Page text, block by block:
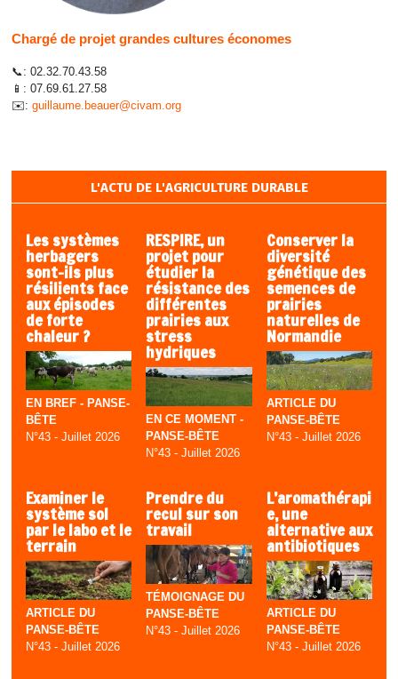
Chargé de projet grandes cultureséconomes
📞: 02.32.70.43.58
📱: 07.69.61.27.58
✉️: guillaume.beauer@civam.org
L'ACTU DE L'AGRICULTURE DURABLE
Les systèmes
herbagers
sont-ils plus
résilients face
aux épisodes
de forte
chaleur ?
EN BREF - PANSE-
BÊTE
N°43 - Juillet 2026
RESPIRE, un
projet pour
étudier la
résistance des
différentes
prairies aux
stress
hydriques
EN CE MOMENT -
PANSE-BÊTE
N°43 - Juillet 2026
Conserver la
diversité
génétique des
semences de
prairies
naturelles de
Normandie
ARTICLE DU
PANSE-BÊTE
N°43 - Juillet 2026
Examiner le
système sol
par le labo et le
terrain
ARTICLE DU
PANSE-BÊTE
N°43 - Juillet 2026
Prendre du
recul sur son
travail
TÉMOIGNAGE DU
PANSE-BÊTE
N°43 - Juillet 2026
L’aromathérapi
e, une
alternative aux
antibiotiques
ARTICLE DU
PANSE-BÊTE
N°43 - Juillet 2026